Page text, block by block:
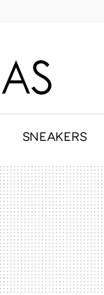
SNEAKERS